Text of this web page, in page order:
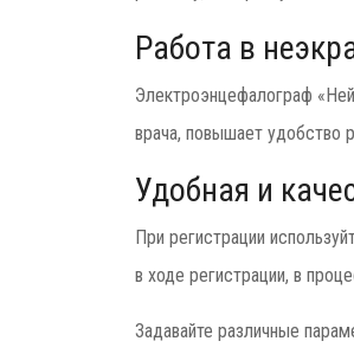
Работа в
Электроэнцефалограф
врача, повышает удобство
Удобная и
При регистрации
в ходе регистрации, в
Задавайте различные